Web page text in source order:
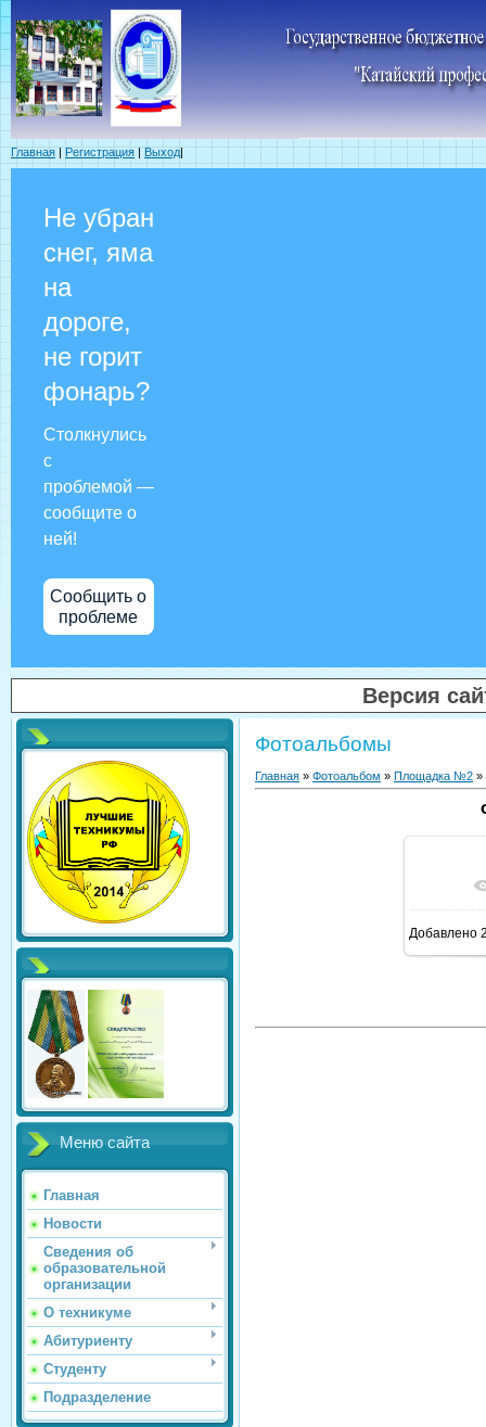
Главная | Регистрация | Выход|
Не убран
снег, яма
на
дороге,
не горит
фонарь?
Столкнулись
с
проблемой —
сообщите о
ней!
Сообщить о
проблеме
Версия
Меню сайта
Главная
Новости
Сведения об
образовательной
организации
О техникуме
Абитуриенту
Студенту
Подразделение
Фотоальбомы
Главная » Фотоальбом » Площадка №2 »
В
Добавлено